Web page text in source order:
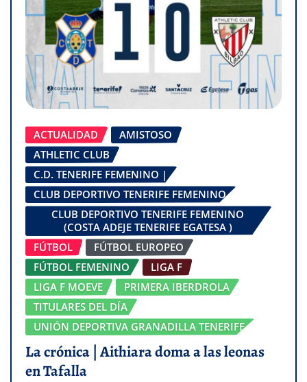
ACTUALIDAD
AMISTOSO
ATHLETIC CLUB
C.D. TENERIFE FEMENINO |
CLUB DEPORTIVO TENERIFE FEMENINO
CLUB DEPORTIVO TENERIFE FEMENINO
(COSTA ADEJE TENERIFE EGATESA )
FÚTBOL
FÚTBOL EUROPEO
FÚTBOL FEMENINO
LIGA F
LIGA F MOEVE
PRIMERA IBERDROLA
TITULARES DEL DÍA
UNIÓN DEPORTIVA GRANADILLA TENERIFE
La crónica | Aithiara doma a las leonas
en Tafalla